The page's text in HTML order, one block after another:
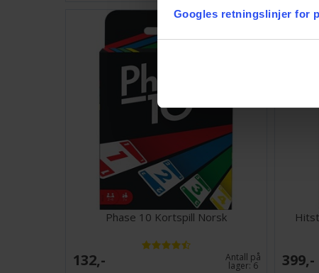
Googles retningslinjer for
Phase 10 Kortspill Norsk
132,- Antall på
lager:6 399,-